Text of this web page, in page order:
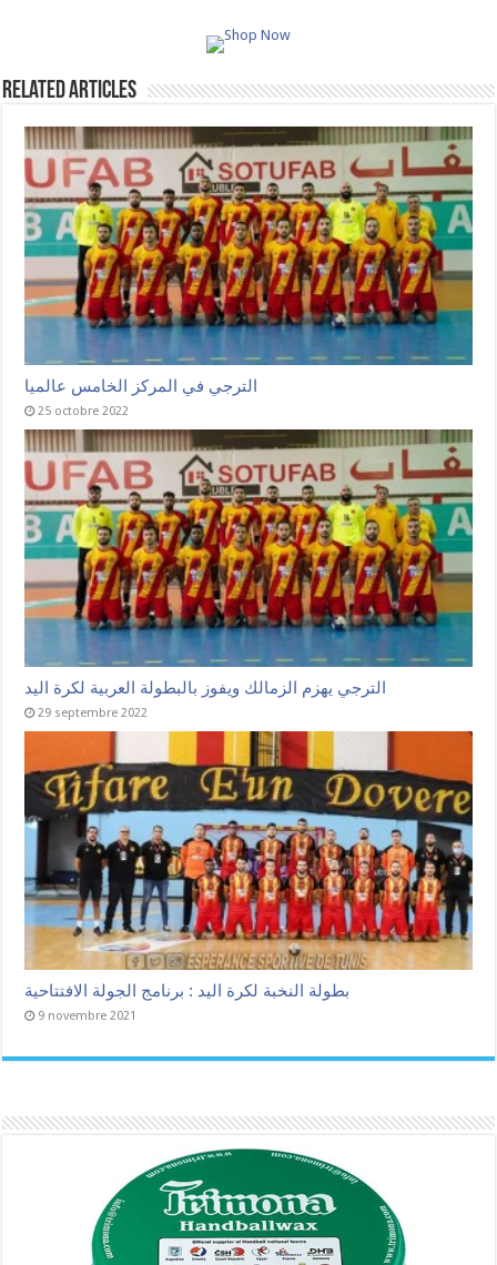
Related Articles
الترجي في المركز الخامس عالميا
25 octobre 2022
الترجي يهزم الزمالك ويفوز بالبطولة العربية لكرة اليد
29 septembre 2022
بطولة النخبة لكرة اليد : برنامج الجولة الافتتاحية
9 novembre 2021